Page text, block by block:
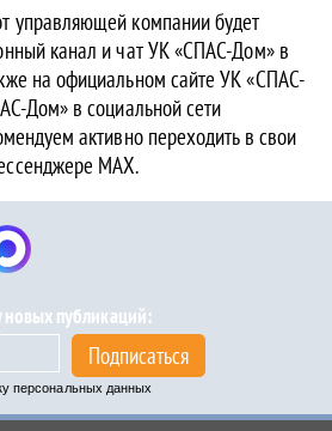
управляющей компании будет
канал и чат УК «СПАС-Дом» в
на официальном сайте УК «СПАС-
Дом» в социальной сети
активно переходить в свои
MAX.
новых публикаций:
Подписаться
персональных данных